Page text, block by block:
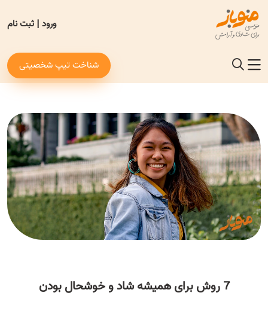
ورود| ثبت نام
شناخت تیپ شخصیتی
7 روش برای همیشه شاد و خوشحال بودن